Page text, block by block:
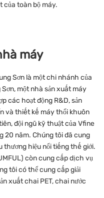
của toàn bộ máy.
máy
Sơn là một chi nhánh của
một nhà sản xuất máy
các hoạt động R&D, sản
và thiết kế máy thổi khuôn
đội ngũ kỹ thuật của Vfine
20 năm. Chúng tôi đã cung
hiệu nổi tiếng thế giới.
còn cung cấp dịch vụ
tôi có thể cung cấp giải
xuất chai PET, chai nước